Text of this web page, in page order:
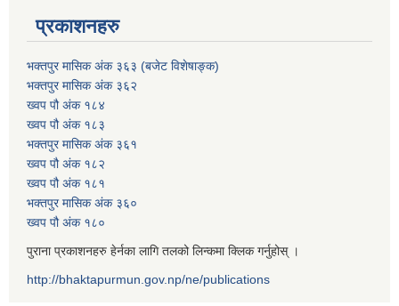
प्रकाशनहरु
भक्तपुर मासिक अंक ३६३ (बजेट विशेषाङ्क)
भक्तपुर मासिक अंक ३६२
ख्वप पौ अंक १८४
ख्वप पौ अंक १८३
भक्तपुर मासिक अंक ३६१
ख्वप पौ अंक १८२
ख्वप पौ अंक १८१
भक्तपुर मासिक अंक ३६०
ख्वप पौ अंक १८०
पुराना प्रकाशनहरु हेर्नका लागि तलको लिन्कमा क्लिक गर्नुहोस् ।
http://bhaktapurmun.gov.np/ne/publications